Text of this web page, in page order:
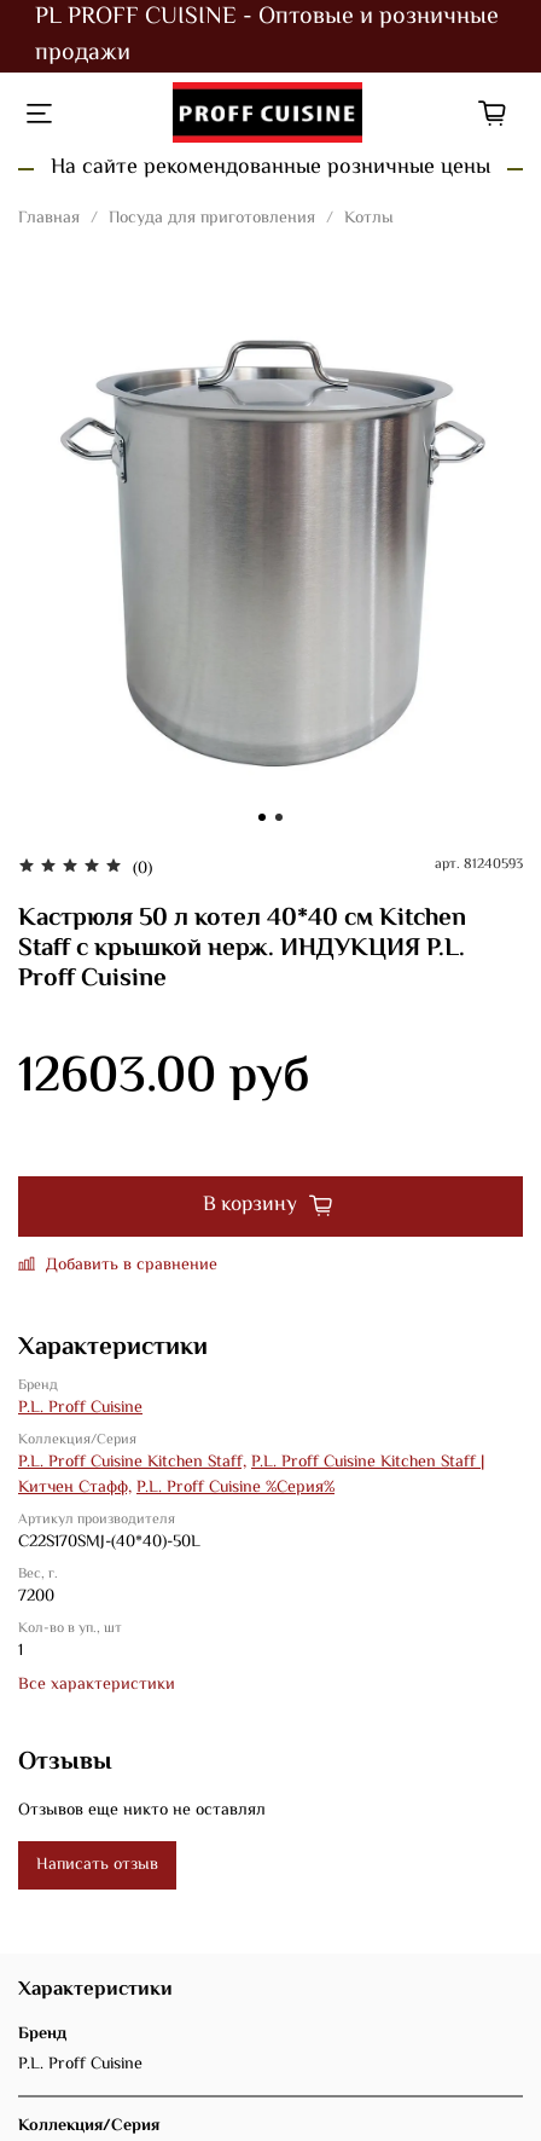
PL PROFF CUISINE - Оптовые и розничные
продажи
На сайте рекомендованные розничные цены
Главная Посуда для приготовления Котлы
(0) арт. 81240593
Кастрюля 50 л котел 40*40 см Kitchen
Staff с крышкой нерж. ИНДУКЦИЯ P.L.
Proff Cuisine
12603.00 руб
В корзину
Добавить в сравнение
Характеристики
Бренд
P.L. Proff Cuisine
Коллекция/Серия
P.L. Proff Cuisine Kitchen Staff,P.L. Proff Cuisine Kitchen Staff |
Китчен Стафф,P.L. Proff Cuisine %Серия%
Артикул производителя
C22S170SMJ-(40*40)-50L
Вес, г.
7200
Кол-во в уп., шт
1
Все характеристики
Отзывы
Отзывов еще никто не оставлял
Написать отзыв
Характеристики
Бренд
P.L. Proff Cuisine
Коллекция/Серия